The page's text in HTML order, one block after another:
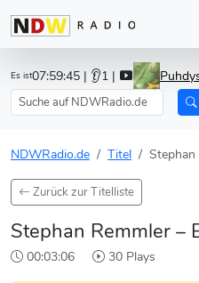
Es ist07:59:45 | 👂1 |
NDWRadio.de Titel Stephan
Zurück zur Titelliste
Stephan Remmler –
00:03:06 30 Plays